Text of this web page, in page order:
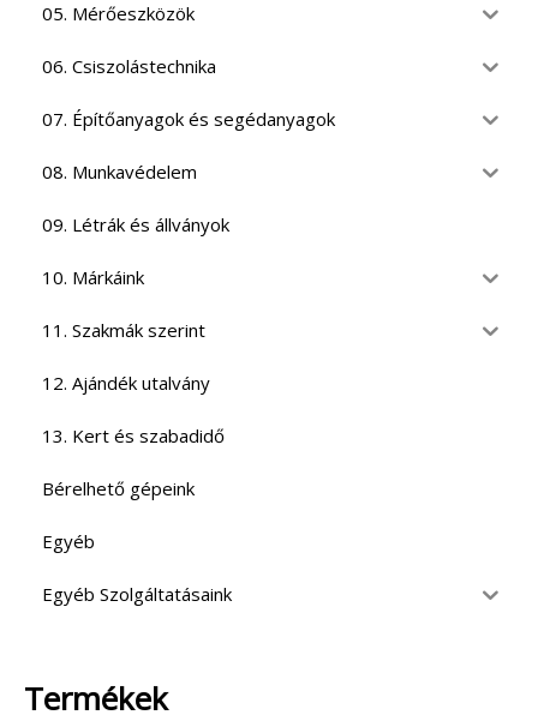
05. Mérőeszközök
06. Csiszolástechnika
07. Építőanyagok és segédanyagok
08. Munkavédelem
09. Létrák és állványok
10. Márkáink
11. Szakmák szerint
12. Ajándék utalvány
13. Kert és szabadidő
Bérelhető gépeink
Egyéb
Egyéb Szolgáltatásaink
Termékek